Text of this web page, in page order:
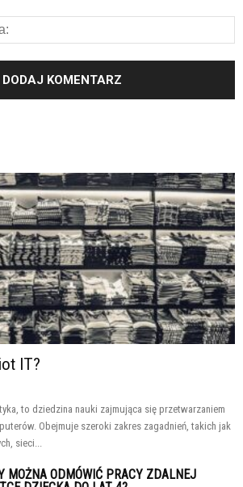
IT?
to dziedzina nauki zajmująca się przetwarzaniem
Obejmuje szeroki zakres zagadnień, takich jak
sieci...
MOŻNA ODMÓWIĆ PRACY ZDALNEJ